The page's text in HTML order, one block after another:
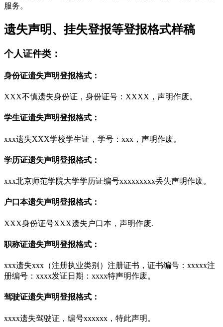
服务。
遗失声明、挂失登报等登报格式样稿
个人证件类：
身份证遗失声明登报格式：
XXX不慎遗失身份证，身份证号：XXXX，声明作废。
学生证遗失声明登报格式：
xxx遗失XXX学校学生证，学号：xxx，声明作废。
学历证遗失声明登报格式：
xxx北京师范学院大学学历证编号xxxxxxxxx丢失声明作废。
户口本遗失声明登报格式：
XXX身份证号XXX遗失户口本，声明作废.
职称证遗失声明登报格式：
xxx遗失xxx（注册执业类别）注册证书，证书编号：xxxxx注
册编号：xxxx发证日期：xxxx特声明作废。
驾驶证遗失声明登报格式：
xxxx遗失驾驶证，编号xxxxxx，特此声明。